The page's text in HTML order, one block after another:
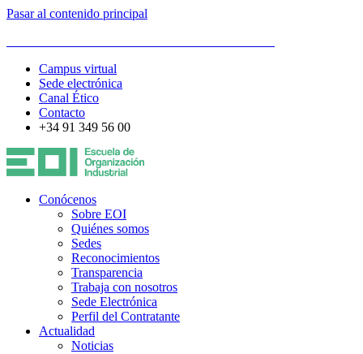
Pasar al contenido principal
Campus virtual
Sede electrónica
Canal Ético
Contacto
+34 91 349 56 00
Conócenos
Sobre EOI
Quiénes somos
Sedes
Reconocimientos
Transparencia
Trabaja con nosotros
Sede Electrónica
Perfil del Contratante
Actualidad
Noticias